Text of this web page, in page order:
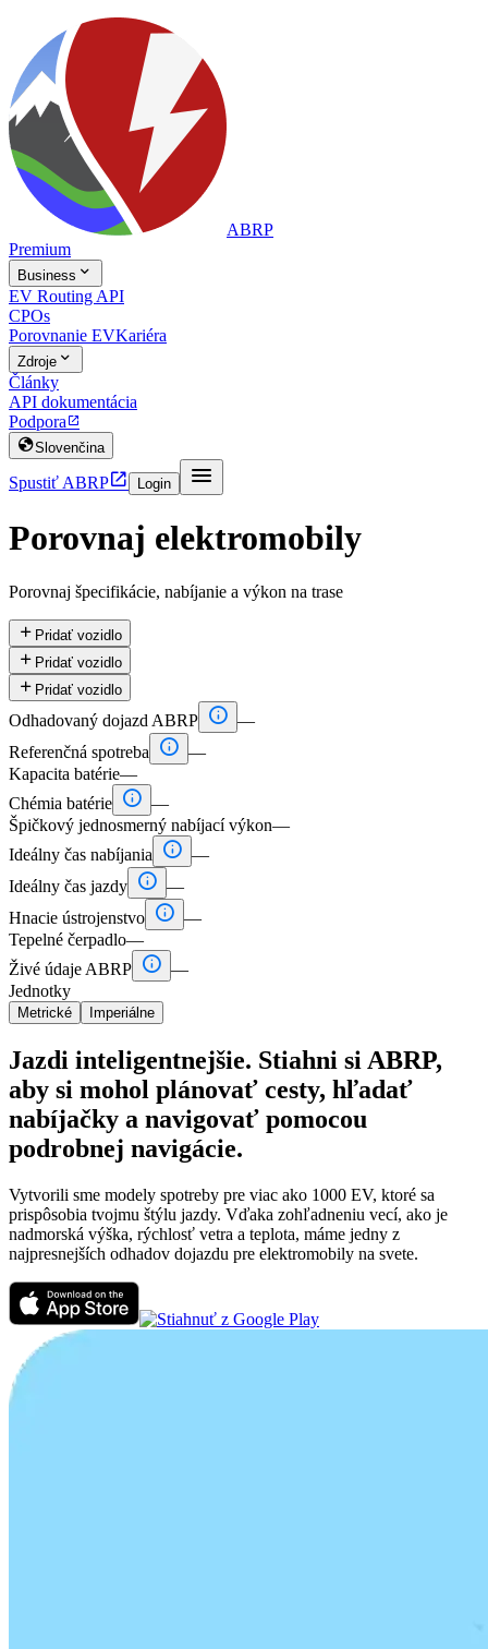
ABRP
Premium
Business 
EV Routing API
CPOs
Porovnanie EVKariéra
Zdroje 
Články
API dokumentácia
Podpora 
Slovenčina
Spustiť ABRP Login 
Porovnaj elektromobily
Porovnaj špecifikácie, nabíjanie a výkon na trase
 Pridať vozidlo
 Pridať vozidlo
 Pridať vozidlo
Odhadovaný dojazd ABRP  —
Referenčná spotreba
 —
Kapacita batérie—
Chémia batérie  —
Špičkový jednosmerný nabíjací výkon—
Ideálny čas nabíjania
 —
Ideálny čas jazdy  —
Hnacie ústrojenstvo  —
Tepelné čerpadlo—
Živé údaje ABRP  —
Jednotky
Metrické Imperiálne
Jazdi inteligentnejšie. Stiahni si ABRP,
aby si mohol plánovať cesty, hľadať
nabíjačky a navigovať pomocou
podrobnej navigácie.
Vytvorili sme modely spotreby pre viac ako 1000 EV, ktoré sa
prispôsobia tvojmu štýlu jazdy. Vďaka zohľadneniu vecí, ako je
nadmorská výška, rýchlosť vetra a teplota, máme jedny z
najpresnejších odhadov dojazdu pre elektromobily na svete.